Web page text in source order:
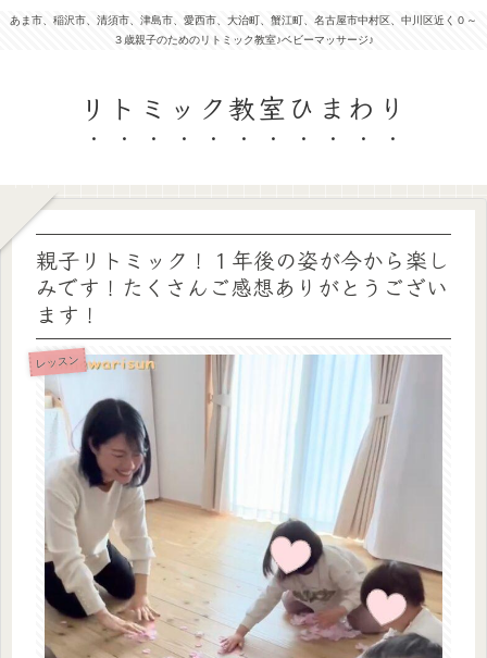
あま市、稲沢市、清須市、津島市、愛西市、大治町、蟹江町、名古屋市中村区、中川区近く０～
３歳親子のためのリトミック教室♪ベビーマッサージ♪
リトミック教室ひまわり
親子リトミック！１年後の姿が今から楽し
みです！たくさんご感想ありがとうござい
ます！
レッスン